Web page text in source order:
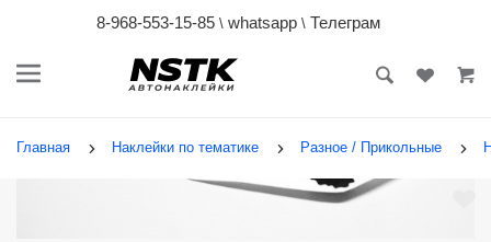
8-968-553-15-85 \ whatsapp\ Телеграм
Главная Наклейки по тематике Разное / Прикольные